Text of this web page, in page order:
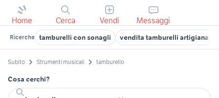
Home Cerca Vendi Messaggi
Ricerche tamburelli con sonagli vendita tamburelli artigianali
Subito Strumenti musicali tamburello
Cosa cerchi?